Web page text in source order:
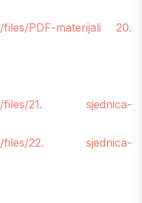
files/PDF-materijali 20.
files/21. sjednica-
files/22. sjednica-